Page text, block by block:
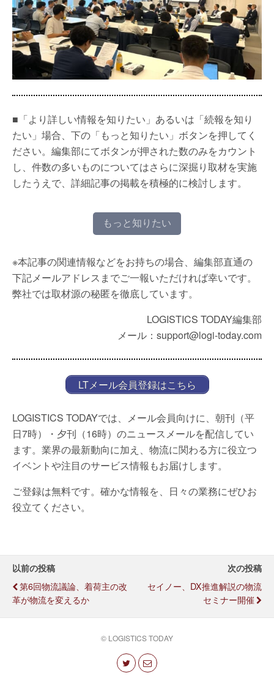
■「より詳しい情報を知りたい」あるいは「続報を知り
たい」場合、下の「もっと知りたい」ボタンを押してく
ださい。編集部にてボタンが押された数のみをカウント
し、件数の多いものについてはさらに深掘り取材を実施
したうえで、詳細記事の掲載を積極的に検討します。
もっと知りたい
※本記事の関連情報などをお持ちの場合、編集部直通の
下記メールアドレスまでご一報いただければ幸いです。
弊社では取材源の秘匿を徹底しています。
LOGISTICS TODAY編集部
メール：support@logi-today.com
LTメール会員登録はこちら
LOGISTICS TODAYでは、メール会員向けに、朝刊（平
日7時）・夕刊（16時）のニュースメールを配信してい
ます。業界の最新動向に加え、物流に関わる方に役立つ
イベントや注目のサービス情報もお届けします。
ご登録は無料です。確かな情報を、日々の業務にぜひお
役立てください。
以前の投稿
第6回物流議論、着荷主の改
革が物流を変えるか
次の投稿
セイノー、DX推進解説の物流
セミナー開催
© LOGISTICS TODAY